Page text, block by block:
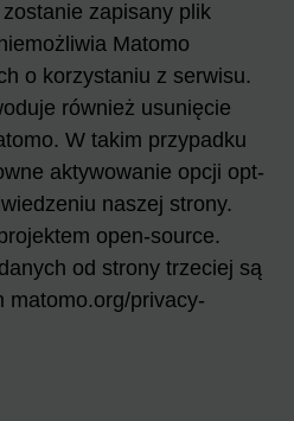
zapisany plik
Matomo
o korzystaniu z serwisu.
również usunięcie
W takim przypadku
aktywowanie opcji opt-
naszej strony.
open-source.
od strony trzeciej są
matomo.org/privacy-